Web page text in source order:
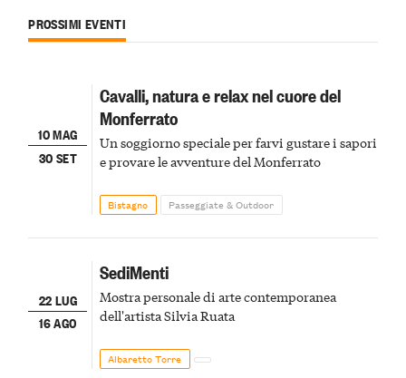
PROSSIMI EVENTI
10 MAG
30 SET
Cavalli, natura e relax nel cuore del
Monferrato
Un soggiorno speciale per farvi gustare i sapori
e provare le avventure del Monferrato
Bistagno Passeggiate & Outdoor
22 LUG
16 AGO
SediMenti
Mostra personale di arte contemporanea
dell'artista Silvia Ruata
Albaretto Torre